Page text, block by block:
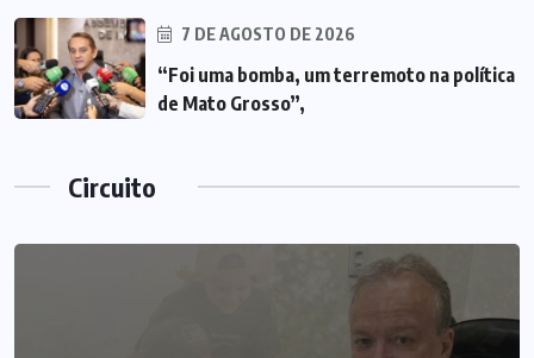
7 DE AGOSTO DE 2026
“Foi uma bomba, um terremoto na política
de Mato Grosso”,
Circuito